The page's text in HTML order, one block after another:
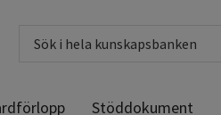
Stöddokument